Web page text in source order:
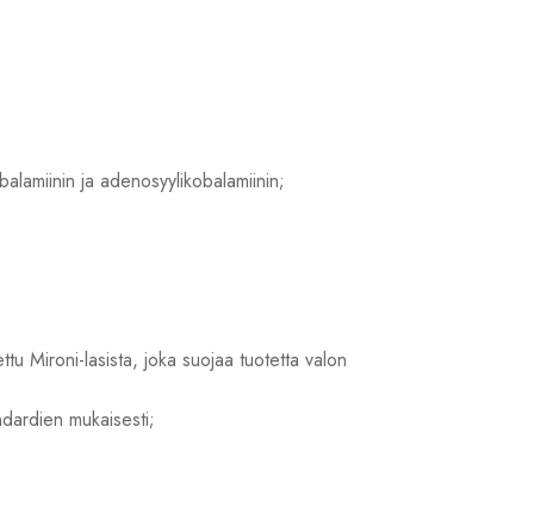
ja adenosyylikobalamiinin;
Mironi-lasista, joka suojaa tuotetta valon
mukaisesti;